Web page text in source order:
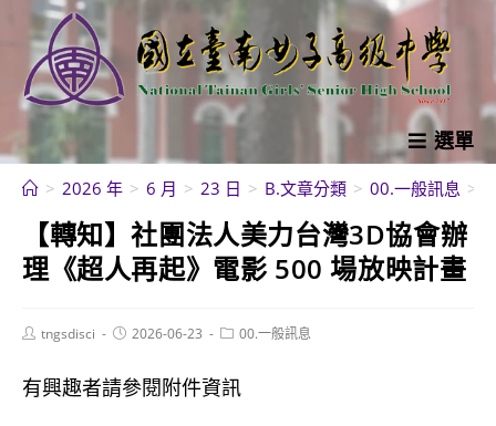
內
選單
> 2026 年 > 6 月 > 23 日 > B.文章分類 > 00.一般訊息 >
【轉知】社團法人美力台灣3D協會辦
理《超人再起》電影 500 場放映計畫
Posttngsdisci
Post2026-06-23
Post00.一般訊息
有興趣者請參閱附件資訊